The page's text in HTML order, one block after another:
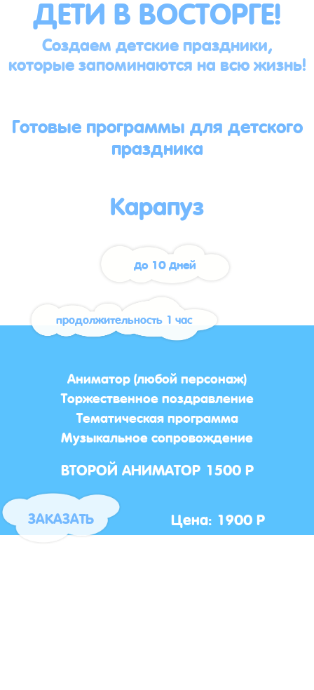
Создаем детские праздники,
которые запоминаются на всю жизнь!
Готовые программы для детского
праздника
Карапуз
до 10 дней
продолжительность 1 час
Аниматор (любой персонаж)
Торжественное поздравление
Тематическая программа
Музыкальное сопровождение
ВТОРОЙ АНИМАТОР 1500 Р
ЗАКАЗАТЬ Цена: 1900 Р